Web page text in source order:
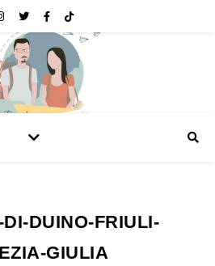
DUINO-FRIULI-
GIULIA